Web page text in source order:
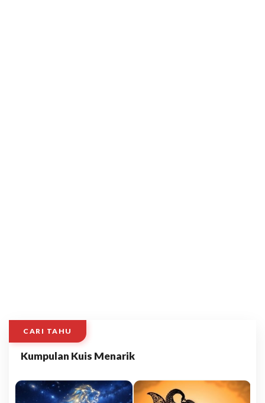
CARI TAHU
Kumpulan Kuis Menarik